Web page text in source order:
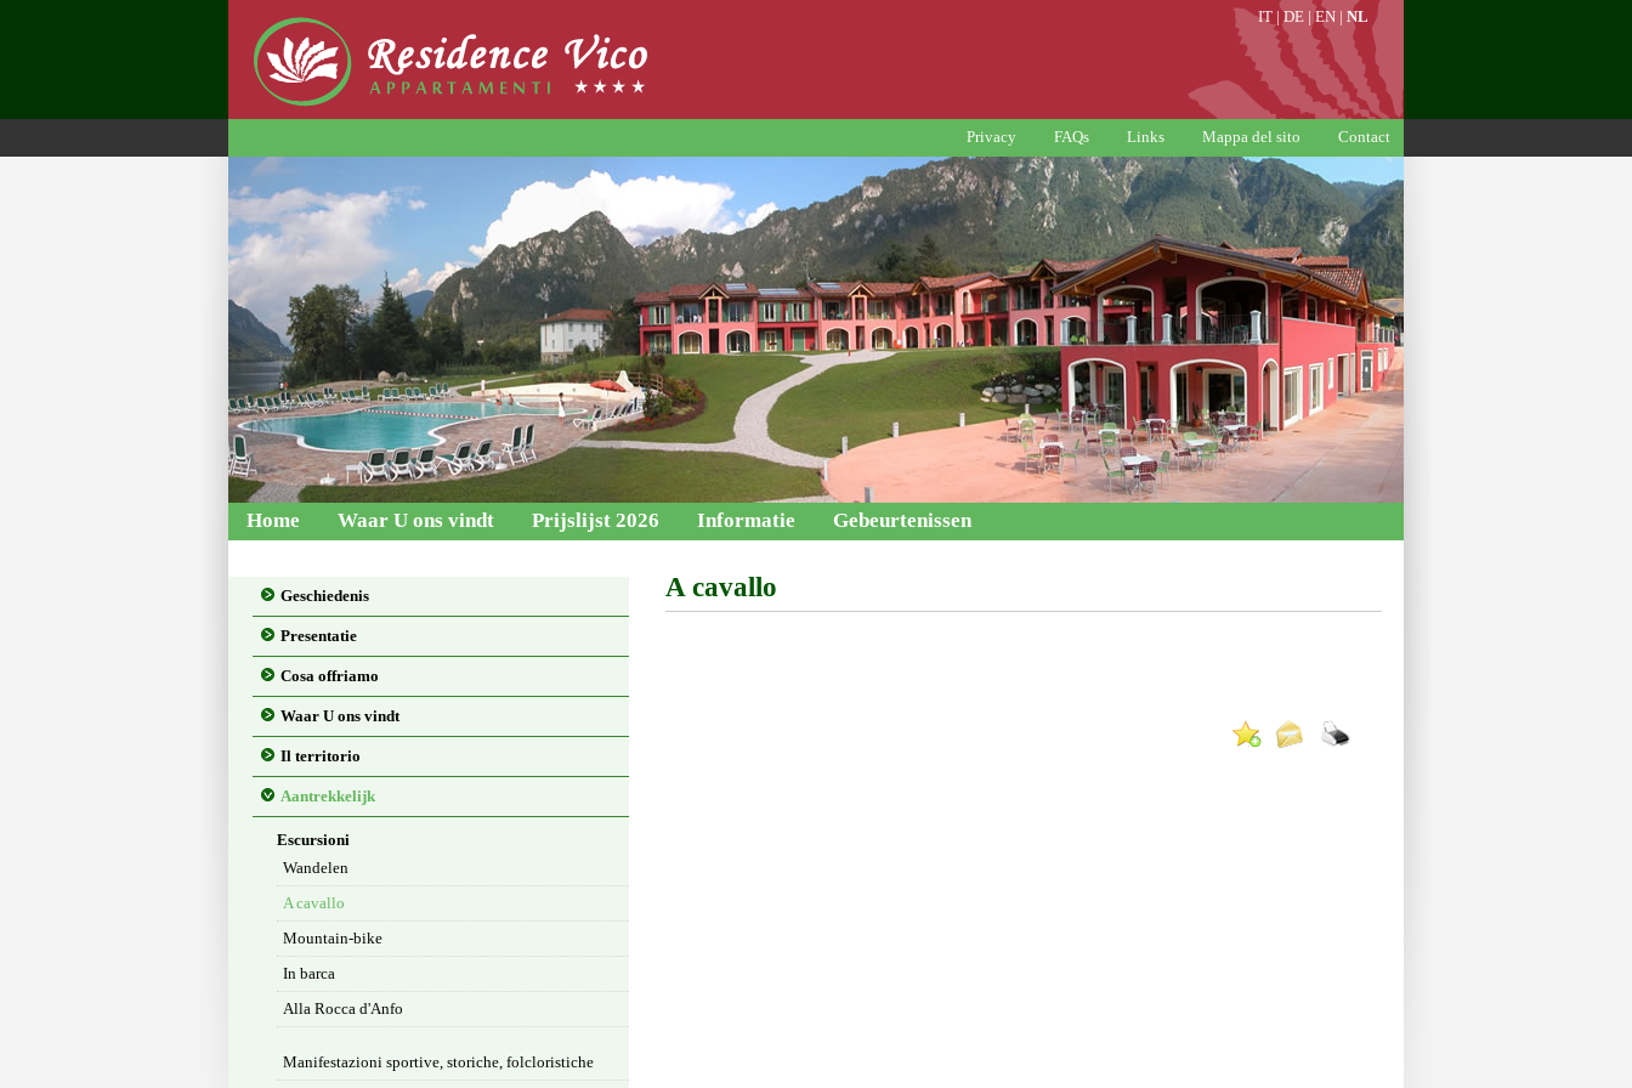
IT |DE |EN | NL
Privacy FAQs Links Mappa del sito Contact
Home Waar U ons vindt Prijslijst 2026 Informatie Gebeurtenissen
Geschiedenis
Presentatie
Cosa offriamo
Waar U ons vindt
Il territorio
Aantrekkelijk
Escursioni
Wandelen
A cavallo
Mountain-bike
In barca
Alla Rocca d'Anfo
Manifestazioni sportive, storiche, folcloristiche
A cavallo